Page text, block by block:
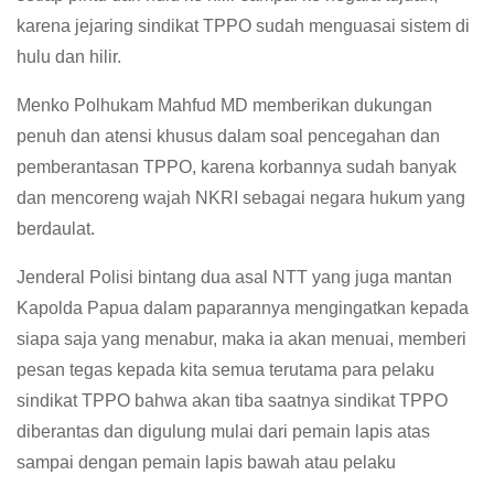
karena jejaring sindikat TPPO sudah menguasai sistem di
hulu dan hilir.
Menko Polhukam Mahfud MD memberikan dukungan
penuh dan atensi khusus dalam soal pencegahan dan
pemberantasan TPPO, karena korbannya sudah banyak
dan mencoreng wajah NKRI sebagai negara hukum yang
berdaulat.
Jenderal Polisi bintang dua asal NTT yang juga mantan
Kapolda Papua dalam paparannya mengingatkan kepada
siapa saja yang menabur, maka ia akan menuai, memberi
pesan tegas kepada kita semua terutama para pelaku
sindikat TPPO bahwa akan tiba saatnya sindikat TPPO
diberantas dan digulung mulai dari pemain lapis atas
sampai dengan pemain lapis bawah atau pelaku